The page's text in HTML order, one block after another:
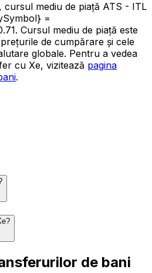
cursul mediu de piață ATS - ITL
=
Cursul mediu de piață este
de cumpărare și cele
globale. Pentru a vedea
cu Xe, vizitează pagina
.
de bani